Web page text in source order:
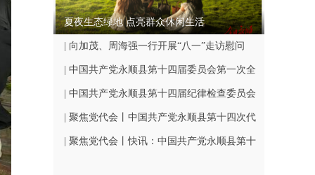
夏夜生态绿地 点亮群众休闲生活
| 向加茂、周海强一行开展“八一”走访慰问
| 中国共产党永顺县第十四届委员会第一次全
体会议召开
| 中国共产党永顺县第十四届纪律检查委员会
第一次全体会议召开
| 聚焦党代会丨中国共产党永顺县第十四次代
表大会闭幕
| 聚焦党代会丨快讯：中国共产党永顺县第十